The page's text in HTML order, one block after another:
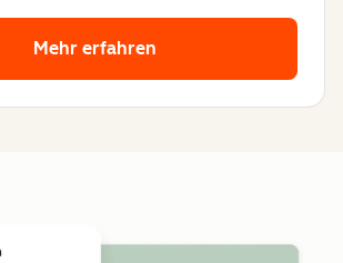
Mehr erfahren